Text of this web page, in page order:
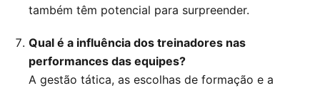
também têm potencial para surpreender.
Qual é a influência dos treinadores nas
performances das equipes?
A gestão tática, as escolhas de formação e a